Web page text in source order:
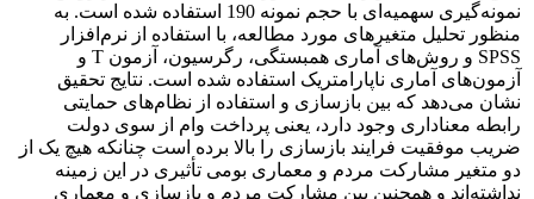
نمونه‌گیری سهمیه‌ای با حجم نمونه 190 استفاده شده است. به
منظور تحلیل متغیرهای مورد مطالعه، با استفاده از نرم‌افزار
SPSS و روش‌های آماری همبستگی، رگرسیون، آزمون T و
آزمون‌های آماری ناپارامتریک استفاده شده است. نتایج تحقیق
نشان می‌دهد که بین بازسازی و استفاده از نظام‌های حمایتی
رابطه معناداری وجود دارد، یعنی پرداخت وام از سوی دولت
ضریب موفقیت فرایند بازسازی را بالا برده است چنانکه هیچ یک از
دو متغیر مشارکت مردم و معماری بومی تأثیری در این زمینه
نداشته‌اند و همچنین بین مشارکت مردم و بازسازی و معماری